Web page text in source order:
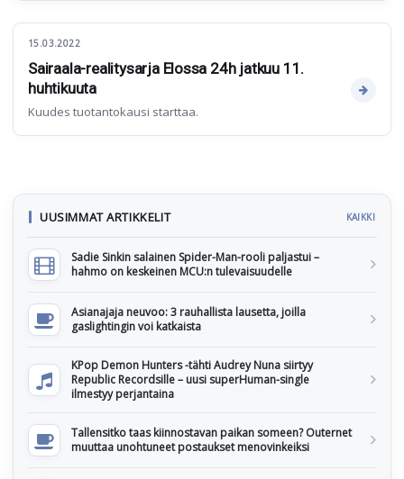
15.03.2022
Sairaala-realitysarja Elossa 24h jatkuu 11.
huhtikuuta
Kuudes tuotantokausi starttaa.
UUSIMMAT ARTIKKELIT KAIKKI
Sadie Sinkin salainen Spider-Man-rooli paljastui –
hahmo on keskeinen MCU:n tulevaisuudelle
Asianajaja neuvoo: 3 rauhallista lausetta, joilla
gaslightingin voi katkaista
KPop Demon Hunters -tähti Audrey Nuna siirtyy
Republic Recordsille – uusi superHuman-single
ilmestyy perjantaina
Tallensitko taas kiinnostavan paikan someen? Outernet
muuttaa unohtuneet postaukset menovinkeiksi